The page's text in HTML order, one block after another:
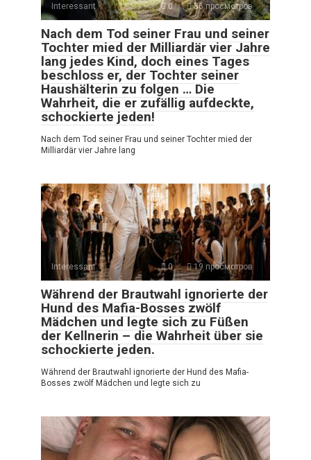
Interessant 0 36 просмотров
Nach dem Tod seiner Frau und seiner
Tochter mied der Milliardär vier Jahre
lang jedes Kind, doch eines Tages
beschloss er, der Tochter seiner
Haushälterin zu folgen … Die
Wahrheit, die er zufällig aufdeckte,
schockierte jeden!
Nach dem Tod seiner Frau und seiner Tochter mied der
Milliardär vier Jahre lang
Interessant 0 19 просмотров
Während der Brautwahl ignorierte der
Hund des Mafia-Bosses zwölf
Mädchen und legte sich zu Füßen
der Kellnerin – die Wahrheit über sie
schockierte jeden.
Während der Brautwahl ignorierte der Hund des Mafia-
Bosses zwölf Mädchen und legte sich zu